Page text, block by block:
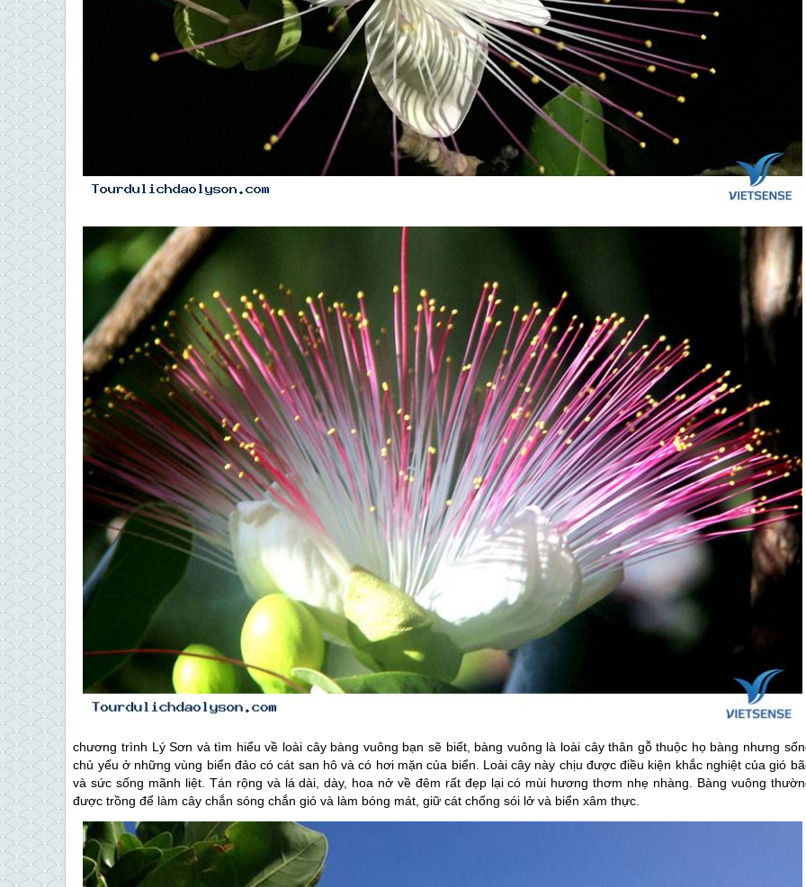
chương trình Lý Sơn và tìm hiểu về loài cây bàng vuông bạn sẽ biết, bàng vuông là loài cây thân gỗ thuộc họ bàng nhưng
chủ yếu ở những vùng biển đảo có cát san hô và có hơi mặn của biển. Loài cây này chịu được điều kiện khắc nghiệt của gió
và sức sống mãnh liệt. Tán rộng và lá dài, dày, hoa nở về đêm rất đẹp lại có mùi hương thơm nhẹ nhàng. Bàng vuông
được trồng để làm cây chắn sóng chắn gió và làm bóng mát, giữ cát chống sói lở và biển xâm thực.